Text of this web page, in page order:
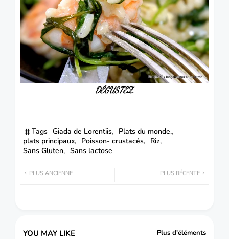
DÉGUSTEZ.
Tags Giada de Lorentiis
Plats du monde.
plats principaux
Poisson- crustacés
Riz
Sans Gluten
Sans lactose
PLUS RÉCENTE
PLUS ANCIENNE
YOU MAY LIKE Plus d'éléments